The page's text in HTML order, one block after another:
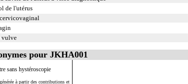
de l'utérus
vulve
pour JKHA001
sans hystéroscopie
à partir des contributions et